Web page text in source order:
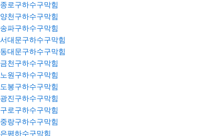
종로구하수구막힘
양천구하수구막힘
송파구하수구막힘
서대문구하수구막힘
동대문구하수구막힘
금천구하수구막힘
노원구하수구막힘
도봉구하수구막힘
광진구하수구막힘
구로구하수구막힘
중랑구하수구막힘
은평하수구막힘